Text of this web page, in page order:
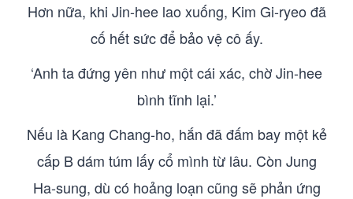
Hơn nữa, khi Jin-hee lao xuống, Kim Gi-ryeo đã
cố hết sức để bảo vệ cô ấy.
‘Anh ta đứng yên như một cái xác, chờ Jin-hee
bình tĩnh lại.’
Nếu là Kang Chang-ho, hắn đã đấm bay một kẻ
cấp B dám túm lấy cổ mình từ lâu. Còn Jung
Ha-sung, dù có hoảng loạn cũng sẽ phản ứng